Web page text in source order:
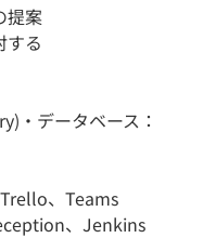
提案
する
・データベース：
、Teams
、Jenkins